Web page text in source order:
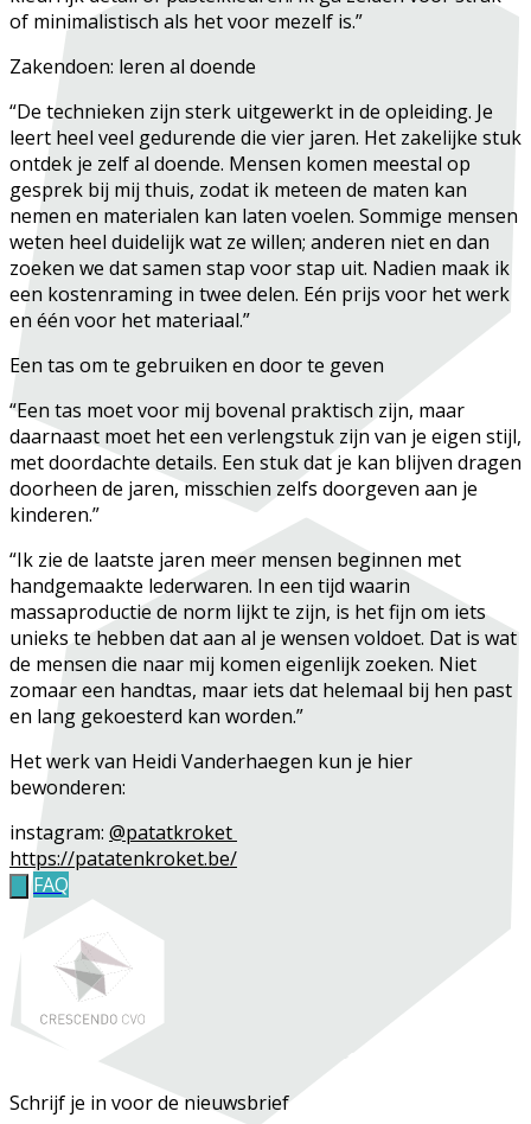
of minimalistisch als het voor mezelf is.”
Zakendoen: leren al doende
“De technieken zijn sterk uitgewerkt in de opleiding. Je
leert heel veel gedurende die vier jaren. Het zakelijke stuk
ontdek je zelf al doende. Mensen komen meestal op
gesprek bij mij thuis, zodat ik meteen de maten kan
nemen en materialen kan laten voelen. Sommige mensen
weten heel duidelijk wat ze willen; anderen niet en dan
zoeken we dat samen stap voor stap uit. Nadien maak ik
een kostenraming in twee delen. Eén prijs voor het werk
en één voor het materiaal.”
Een tas om te gebruiken en door te geven
“Een tas moet voor mij bovenal praktisch zijn, maar
daarnaast moet het een verlengstuk zijn van je eigen stijl,
met doordachte details. Een stuk dat je kan blijven dragen
doorheen de jaren, misschien zelfs doorgeven aan je
kinderen.”
“Ik zie de laatste jaren meer mensen beginnen met
handgemaakte lederwaren. In een tijd waarin
massaproductie de norm lijkt te zijn, is het fijn om iets
unieks te hebben dat aan al je wensen voldoet. Dat is wat
de mensen die naar mij komen eigenlijk zoeken. Niet
zomaar een handtas, maar iets dat helemaal bij hen past
en lang gekoesterd kan worden.”
Het werk van Heidi Vanderhaegen kun je hier
bewonderen:
instagram: @patatkroket
https://patatenkroket.be/
FAQ
Schrijf je in voor de nieuwsbrief